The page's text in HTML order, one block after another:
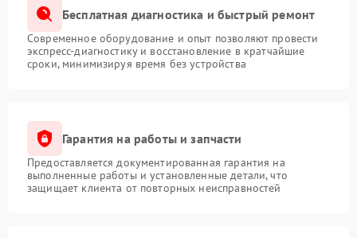
Бесплатная диагностика и быстрый ремонт
Современное оборудование и опыт позволяют провести
экспресс-диагностику и восстановление в кратчайшие
сроки, минимизируя время без устройства
Гарантия на работы и запчасти
Предоставляется документированная гарантия на
выполненные работы и установленные детали, что
защищает клиента от повторных неисправностей